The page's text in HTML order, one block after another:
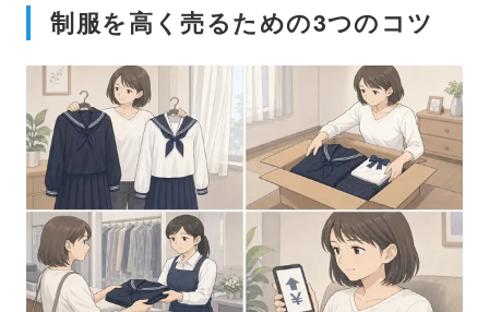
制服を高く売るための3つのコツ